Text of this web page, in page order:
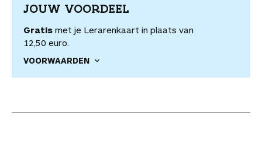
JOUW VOORDEEL
Gratis met je Lerarenkaart in plaats van
12,50 euro.
VOORWAARDEN